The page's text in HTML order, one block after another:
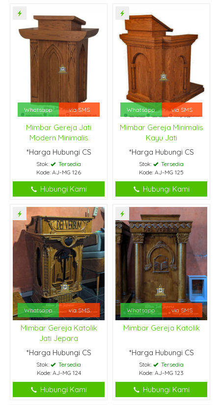
Whatsapp via SMS
Mimbar Gereja Jati
Modern Minimalis
*Harga Hubungi CS
Stok:
Tersedia
Kode: AJ-MG 126
Hubungi Kami
Whatsapp via SMS
Mimbar Gereja Minimalis
Kayu Jati
*Harga Hubungi CS
Stok:
Tersedia
Kode: AJ-MG 125
Hubungi Kami
Whatsapp via SMS
Mimbar Gereja Katolik
Jati Jepara
*Harga Hubungi CS
Stok:
Tersedia
Kode: AJ-MG 124
Hubungi Kami
Whatsapp via SMS
Mimbar Gereja Katolik
*Harga Hubungi CS
Stok:
Tersedia
Kode: AJ-MG 123
Hubungi Kami